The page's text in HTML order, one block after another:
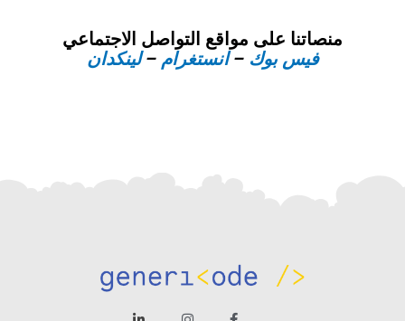
منصاتنا على مواقع التواصل الاجتماعي
فيس بوك –انستغرام–لينكدان